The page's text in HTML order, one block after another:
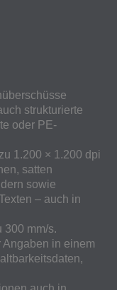
strukturierte
oder PE-
1.200 × 1.200 dpi
satten
sowie
– auch in
300 mm/s.
in einem